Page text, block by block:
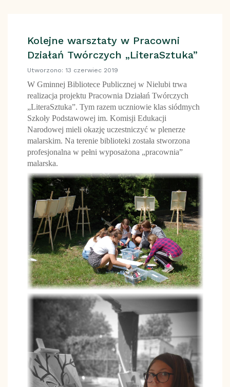
Kolejne warsztaty w Pracowni
Działań Twórczych „LiteraSztuka”
Utworzono: 13 czerwiec 2019
W Gminnej Bibliotece Publicznej w Nielubi trwa
realizacja projektu Pracownia Działań Twórczych
„LiteraSztuka”. Tym razem uczniowie klas siódmych
Szkoły Podstawowej im. Komisji Edukacji
Narodowej mieli okazję uczestniczyć w plenerze
malarskim. Na terenie biblioteki została stworzona
profesjonalna w pełni wyposażona „pracownia”
malarska.